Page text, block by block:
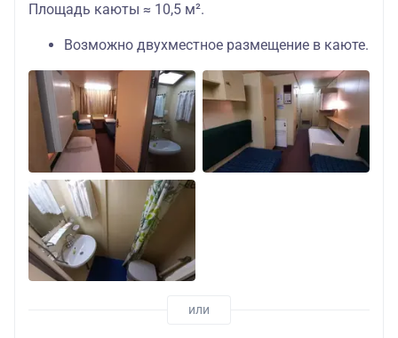
Площадь каюты ≈ 10,5 м².
Возможно двухместное размещение в каюте.